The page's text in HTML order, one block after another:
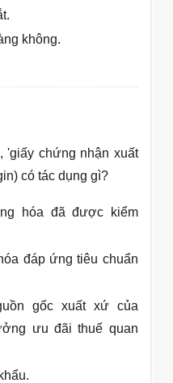
không.
'giấy chứng nhận xuất
có tác dụng gì?
hóa đã được kiểm
đáp ứng tiêu chuẩn
gốc xuất xứ của
ưu đãi thuế quan